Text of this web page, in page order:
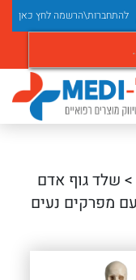
להתחברות\הרשמה לחץ כאן
> שלד גוף אדם